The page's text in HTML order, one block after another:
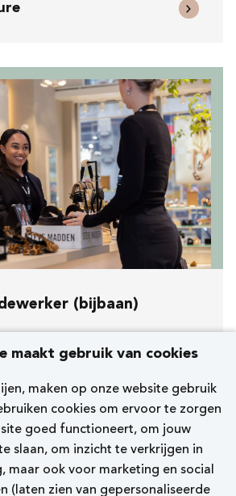
maakt gebruik van cookies
maken op onze website gebruik
cookies om ervoor te zorgen
goed functioneert, om jouw
slaan, om inzicht te verkrijgen in
maar ook voor marketing en social
(laten zien van gepersonaliseerde
(bijbaan)